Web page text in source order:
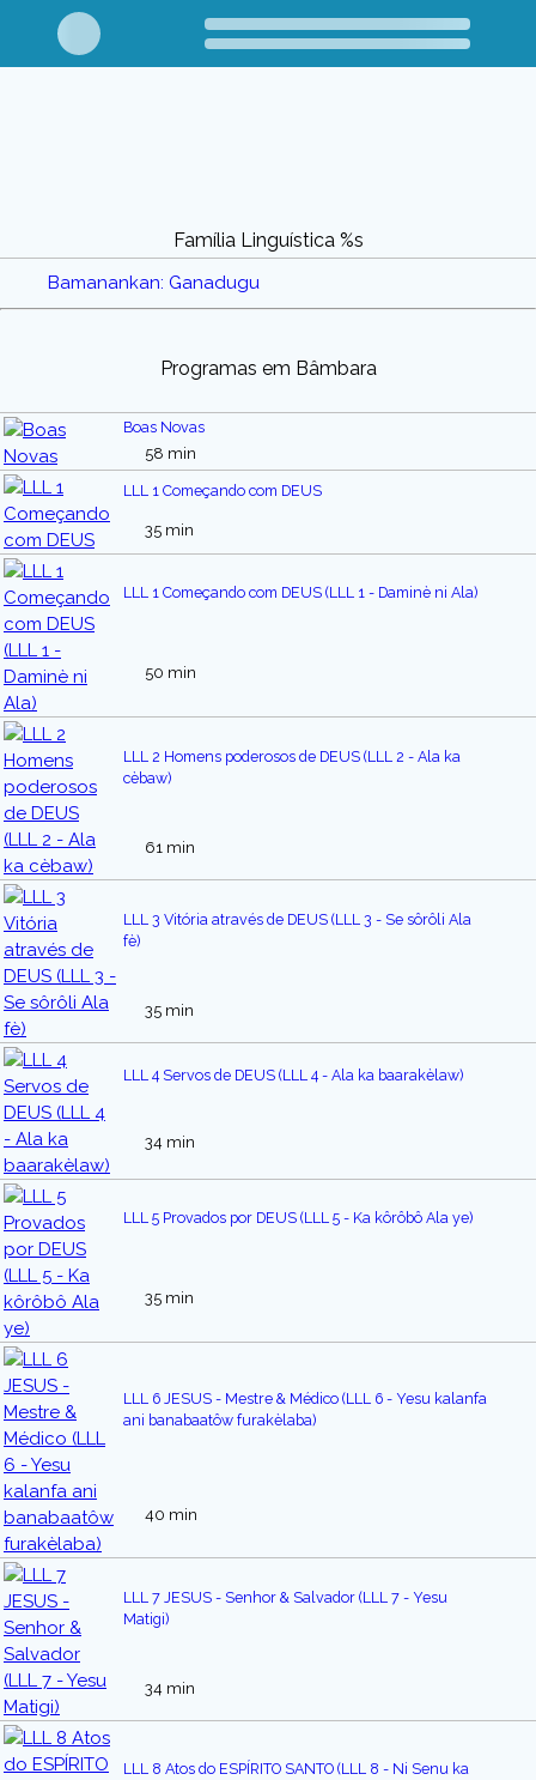
Família Linguística %s
Bamanankan: Ganadugu
Programas em Bâmbara
Boas Novas
58 min
LLL 1 Começando com DEUS
35 min
LLL 1 Começando com DEUS (LLL 1 - Daminè ni Ala)
50 min
LLL 2 Homens poderosos de DEUS (LLL 2 - Ala ka
cèbaw)
61 min
LLL 3 Vitória através de DEUS (LLL 3 - Se sôrôli Ala
fè)
35 min
LLL 4 Servos de DEUS (LLL 4 - Ala ka baarakèlaw)
34 min
LLL 5 Provados por DEUS (LLL 5 - Ka kôrôbô Ala ye)
35 min
LLL 6 JESUS - Mestre & Médico (LLL 6 - Yesu kalanfa
ani banabaatôw furakèlaba)
40 min
LLL 7 JESUS - Senhor & Salvador (LLL 7 - Yesu
Matigi)
34 min
LLL 8 Atos do ESPÍRITO SANTO (LLL 8 - Ni Senu ka